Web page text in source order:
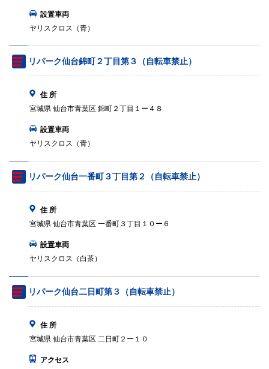
設置車両
ヤリスクロス（青）
リパーク仙台錦町２丁目第３（自転車禁止）
住 所
宮城県 仙台市青葉区 錦町２丁目１ー４８
設置車両
ヤリスクロス（青）
リパーク仙台一番町３丁目第２（自転車禁止）
住 所
宮城県 仙台市青葉区 一番町３丁目１０ー６
設置車両
ヤリスクロス（白茶）
リパーク仙台二日町第３（自転車禁止）
住 所
宮城県 仙台市青葉区 二日町２ー１０
アクセス